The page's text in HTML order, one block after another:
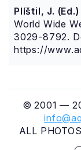
Plíštil, J.
World Wide
3029-8792.
https://
© 2001 —
ALL